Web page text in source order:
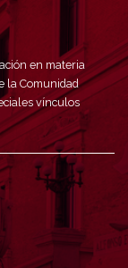
en materia
la Comunidad
vínculos